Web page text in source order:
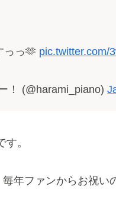
っっ🫶 pic.twitter.com/
！ (@harami_piano)
す。
年ファンからお祝い